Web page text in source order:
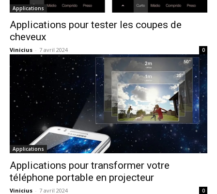
Applications
Applications pour tester les coupes de
cheveux
Vinicius - 7 avril 2024 0
Applications
Applications pour transformer votre
téléphone portable en projecteur
Vinicius - 7 avril 2024 0